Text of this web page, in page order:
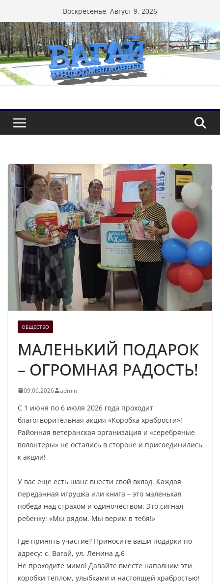
к
содержимому
Воскресенье, Август 9, 2026
ОБЩЕСТВО
МАЛЕНЬКИЙ ПОДАРОК
– ОГРОМНАЯ РАДОСТЬ!
09.06.2026 admin
С 1 июня по 6 июля 2026 года проходит
благотворительная акция «Коробка храбрости»!
Районная ветеранская организация и «серебряные
волонтеры» не остались в стороне и присоединились
к акции!
У вас еще есть шанс внести свой вклад. Каждая
переданная игрушка или книга – это маленькая
победа над страхом и одиночеством. Это сигнал
ребенку: «Мы рядом. Мы верим в тебя!»
Где принять участие? Приносите ваши подарки по
адресу: с. Вагай, ул. Ленина д.6
Не проходите мимо! Давайте вместе наполним эти
коробки теплом, улыбками и настоящей храбростью!